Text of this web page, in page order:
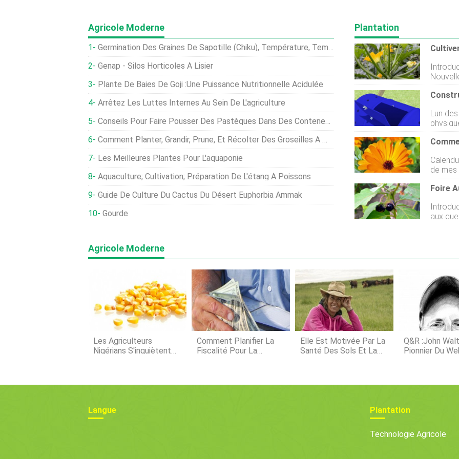
Agricole Moderne
Germination Des Graines De Sapotille (Chiku), Température, Temps
Genap - Silos Horticoles À Lisier
Plante De Baies De Goji :une Puissance Nutritionnelle Acidulée
Arrêtez Les Luttes Internes Au Sein De L'agriculture
Conseils Pour Faire Pousser Des Pastèques Dans Des Conteneurs
Comment Planter, Grandir, Prune, Et Récolter Des Groseilles À Maquereau
Les Meilleures Plantes Pour L'aquaponie
Aquaculture; Cultivation; Préparation De L'étang À Poissons
Guide De Culture Du Cactus Du Désert Euphorbia Ammak
Gourde
Plantation
de
:La
nuage
trois
lîle
zone
Lun
est
Sans
pour
Calendula
de
dans
fleurs
le
aux
monde
Agricole Moderne
Les Agriculteurs
Nigérians S'inquiètent
Comment Planifier La
Fiscalité Pour La
Elle Est Motivée Par La
Santé Des Sols Et La
Q&R :John
Pionnier Du
Langue Plantation
Technologie Agricole